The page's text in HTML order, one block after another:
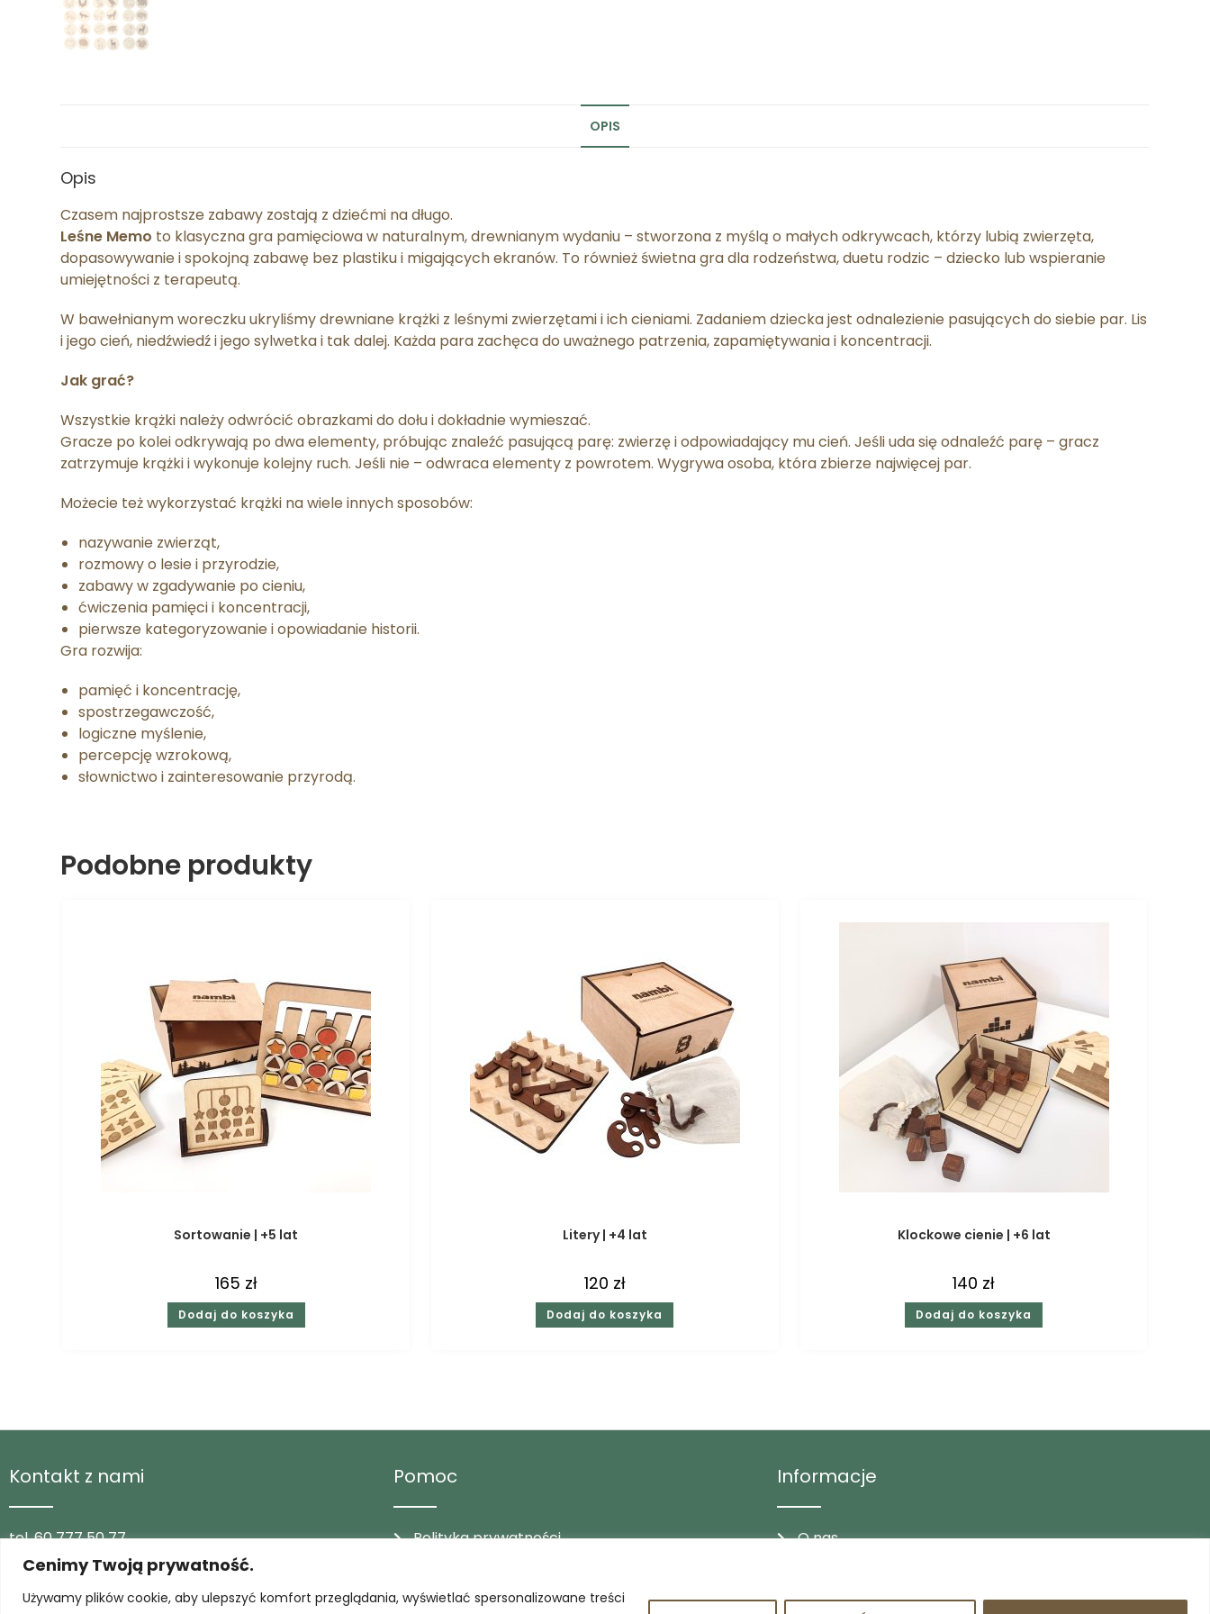
Cenimy Twoją prywatność.
Używamy plików cookie, aby ulepszyć komfort przeglądania, wyświetlać spersonalizowane treści
OPIS
Opis
Czasem najprostsze zabawy zostają z dziećmi na długo.
Leśne Memo to klasyczna gra pamięciowa w naturalnym, drewnianym wydaniu – stworzona z myślą o małych odkrywcach, którzy lubią zwierzęta,
dopasowywanie i spokojną zabawę bez plastiku i migających ekranów. To również świetna gra dla rodzeństwa, duetu rodzic – dziecko lub wspieranie
umiejętności z terapeutą.
W bawełnianym woreczku ukryliśmy drewniane krążki z leśnymi zwierzętami i ich cieniami. Zadaniem dziecka jest odnalezienie pasujących do siebie par. Lis
i jego cień, niedźwiedź i jego sylwetka i tak dalej. Każda para zachęca do uważnego patrzenia, zapamiętywania i koncentracji.
Jak grać?
Wszystkie krążki należy odwrócić obrazkami do dołu i dokładnie wymieszać.
Gracze po kolei odkrywają po dwa elementy, próbując znaleźć pasującą parę: zwierzę i odpowiadający mu cień. Jeśli uda się odnaleźć parę – gracz
zatrzymuje krążki i wykonuje kolejny ruch. Jeśli nie – odwraca elementy z powrotem.Wygrywa osoba, która zbierze najwięcej par.
Możecie też wykorzystać krążki na wiele innych sposobów:
nazywanie zwierząt,
rozmowy o lesie i przyrodzie,
zabawy w zgadywanie po cieniu,
ćwiczenia pamięci i koncentracji,
pierwsze kategoryzowanie i opowiadanie historii.
Gra rozwija:
pamięć i koncentrację,
spostrzegawczość,
logiczne myślenie,
percepcję wzrokową,
słownictwo i zainteresowanie przyrodą.
Podobne produkty
Sortowanie | +5 lat
165 zł
Dodaj do koszyka
Litery | +4 lat
120 zł
Dodaj do koszyka
Klockowe cienie | +6 lat
140 zł
Dodaj do koszyka
Kontakt z nami
tel. 60 777 50 77
e-mail sklep@nambi-zabawki.pl
Pomoc
Polityka prywatności
Informacje
O nas